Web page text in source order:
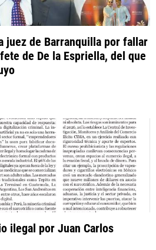
juez de Barranquilla por fallar
de De la Espriella, del que
ilegal por Juan Carlos